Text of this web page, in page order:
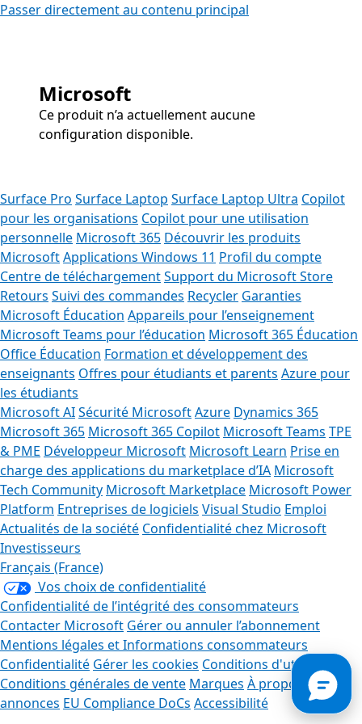
Passer directement au contenu principal
Microsoft
Ce produit n’a actuellement aucune
configuration disponible.
Surface Pro Surface Laptop Surface Laptop Ultra Copilot
pour les organisations Copilot pour une utilisation
personnelle Microsoft 365 Découvrir les produits
MicrosoftApplications Windows 11 Profil du compte
Centre de téléchargementSupport du Microsoft Store
Retours Suivi des commandes Recycler Garanties
Microsoft Éducation Appareils pour l’enseignement
Microsoft Teams pour l’éducation Microsoft 365 Éducation
Office Éducation Formation et développement des
enseignants Offres pour étudiants et parents Azure pour
les étudiants
Microsoft AISécurité MicrosoftAzure Dynamics 365
Microsoft 365 Microsoft 365 Copilot Microsoft Teams TPE
& PME Développeur Microsoft Microsoft Learn Prise en
charge des applications du marketplace d’IA Microsoft
Tech Community Microsoft Marketplace Microsoft Power
Platform Entreprises de logiciels Visual Studio Emploi
Actualités de la société Confidentialité chez Microsoft
Investisseurs
Français (France)
Vos choix de confidentialité
Confidentialité de l’intégrité des consommateurs
Contacter Microsoft Gérer ou annuler l’abonnement
Mentions légales et Informations consommateurs
Confidentialité Gérer les cookies Conditions d'utilisation
Conditions générales de vente Marques À propos de nos
annonces EU Compliance DoCs Accessibilité